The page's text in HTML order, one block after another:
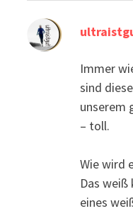
Immer
sind
unserem
– toll.
Wie wird
Das weiß
eines